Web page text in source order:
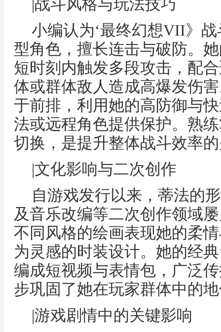
|战斗风格与玩法技巧
小编认为‘最终幻想VII》
型角色，擅长连击与破防。
短时刻内触发多段攻击，配
体或群体敌人造成高爆发伤
于前排，利用她的高防御与
法或远程角色提供保护。熟
切换，是提升整体战斗效率
|文化影响与二次创作
自游戏发行以来，蒂法的
及音乐改编等二次创作领域
不同风格的绘画表现她的柔
为灵感的时装设计。她的经
编成短视频与表情包，广泛
步巩固了她在玩家群体中的
|游戏剧情中的关键影响